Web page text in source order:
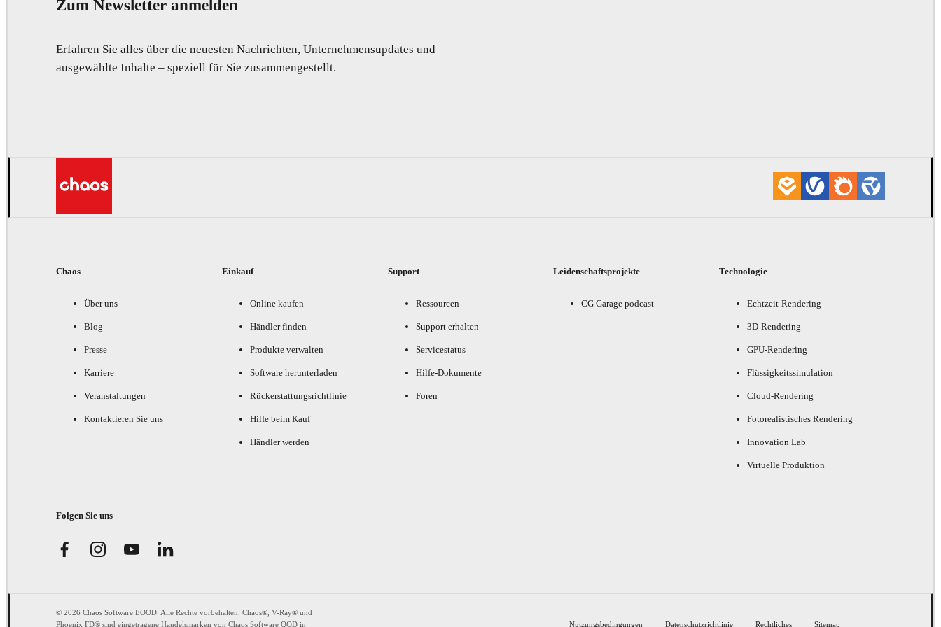
Zum Newsletter anmelden
Erfahren Sie alles über die neuesten Nachrichten, Unternehmensupdates und
ausgewählte Inhalte – speziell für Sie zusammengestellt.
Chaos
Über uns
Blog
Presse
Karriere
Veranstaltungen
Kontaktieren Sie uns
Einkauf
Online kaufen
Händler finden
Produkte verwalten
Software herunterladen
Rückerstattungsrichtlinie
Hilfe beim Kauf
Händler werden
Support
Ressourcen
Support erhalten
Servicestatus
Hilfe-Dokumente
Foren
Leidenschaftsprojekte
CG Garage podcast
Technologie
Echtzeit-Rendering
3D-Rendering
GPU-Rendering
Flüssigkeitssimulation
Cloud-Rendering
Fotorealistisches Rendering
Innovation Lab
Virtuelle Produktion
Folgen Sie uns
© 2026 Chaos Software EOOD. Alle Rechte vorbehalten. Chaos®, V-Ray® und
Phoenix FD® sind eingetragene Handelsmarken von Chaos Software OOD in
Nutzungsbedingungen Datenschutzrichtlinie Rechtliches Sitemap